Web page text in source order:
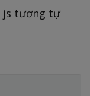
js tương tự